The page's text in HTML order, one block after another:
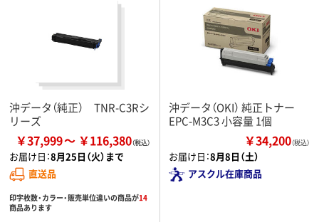
沖データ（純正） TNR-C3Rシ
リーズ
￥37,999 ￥116,380
お届け日：8月25日（火）まで
直送品
印字枚数・カラー・販売単位違いの商品が14
商品あります
沖データ（OKI） 純正トナー
EPC-M3C3 小容量 1個
￥34,200（税込）
お届け日：8月8日（土）
アスクル在庫商品